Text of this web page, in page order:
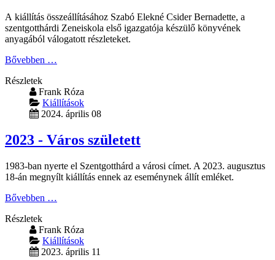
A kiállítás összeállításához Szabó Elekné Csider Bernadette, a
szentgotthárdi Zeneiskola első igazgatója készülő könyvének
anyagából válogatott részleteket.
Bővebben …
Részletek
Frank Róza
Kiállítások
2024. április 08
2023 - Város született
1983-ban nyerte el Szentgotthárd a városi címet. A 2023. augusztus
18-án megnyílt kiállítás ennek az eseménynek állít emléket.
Bővebben …
Részletek
Frank Róza
Kiállítások
2023. április 11